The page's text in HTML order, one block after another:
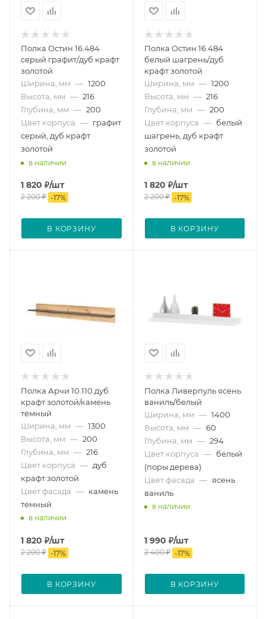
Полка Остин 16.484
серый графит/дуб крафт
золотой
Ширина, мм — 1200
Высота, мм — 216
Глубина, мм — 200
Цвет корпуса — графит
серый, дуб крафт
золотой
в наличии
1 820 ₽/шт
2 200₽ -17%
В КОРЗИНУ
Полка Остин 16.484
белый шагрень/дуб
крафт золотой
Ширина, мм — 1200
Высота, мм — 216
Глубина, мм — 200
Цвет корпуса — белый
шагрень, дуб крафт
золотой
в наличии
1 820 ₽/шт
2 200₽ -17%
В КОРЗИНУ
Полка Арчи 10.110 дуб
крафт золотой/камень
тёмный
Ширина, мм — 1300
Высота, мм — 200
Глубина, мм — 216
Цвет корпуса — дуб
крафт золотой
Цвет фасада — камень
темный
в наличии
1 820 ₽/шт
2 200₽ -17%
В КОРЗИНУ
Полка Ливерпуль ясень
ваниль/белый
Ширина, мм — 1400
Высота, мм — 60
Глубина, мм — 294
Цвет корпуса — белый
(поры дерева)
Цвет фасада — ясень
ваниль
в наличии
1 990 ₽/шт
2 400₽ -17%
В КОРЗИНУ